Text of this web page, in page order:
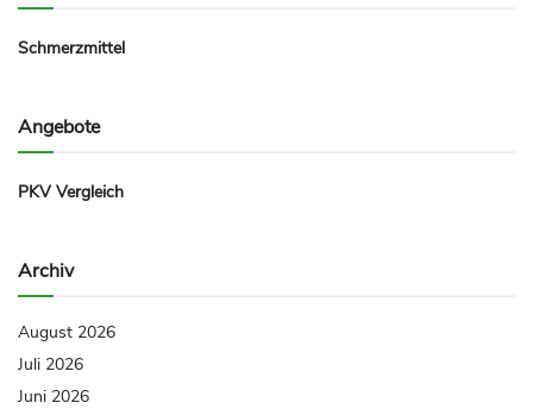
Schmerzmittel
Angebote
PKV Vergleich
Archiv
August 2026
Juli 2026
Juni 2026